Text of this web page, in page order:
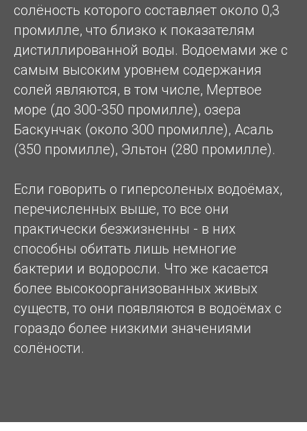
солёность которого составляет около 0,3
промилле, что близко к показателям
дистиллированной воды. Водоемами же с
самым высоким уровнем содержания
солей являются, в том числе, Мертвое
море (до 300-350 промилле), озера
Баскунчак (около 300 промилле), Асаль
(350 промилле), Эльтон (280 промилле).
Если говорить о гиперсоленых водоёмах,
перечисленных выше, то все они
практически безжизненны - в них
способны обитать лишь немногие
бактерии и водоросли. Что же касается
более высокоорганизованных живых
существ, то они появляются в водоёмах с
гораздо более низкими значениями
солёности.